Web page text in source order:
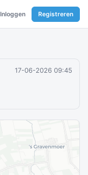
Inloggen Registreren
17-06-2026 09:45